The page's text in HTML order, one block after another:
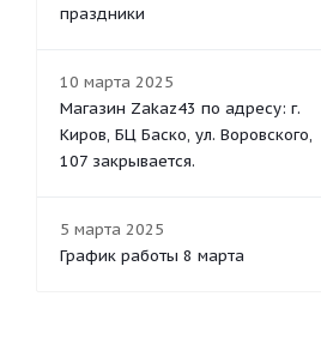
праздники
10 марта 2025
Магазин Zakaz43 по адресу: г.
Киров, БЦ Баско, ул. Воровского,
107 закрывается.
5 марта 2025
График работы 8 марта